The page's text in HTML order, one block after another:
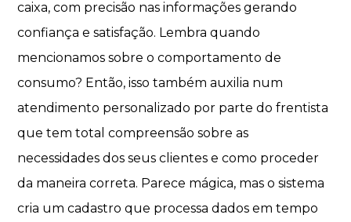
caixa, com precisão nas informações gerando
confiança e satisfação. Lembra quando
mencionamos sobre o comportamento de
consumo? Então, isso também auxilia num
atendimento personalizado por parte do frentista
que tem total compreensão sobre as
necessidades dos seus clientes e como proceder
da maneira correta. Parece mágica, mas o sistema
cria um cadastro que processa dados em tempo